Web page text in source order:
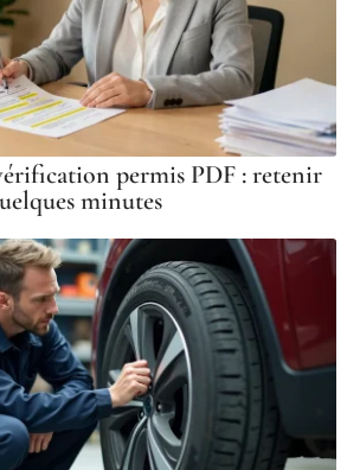
permis PDF : retenir
minutes